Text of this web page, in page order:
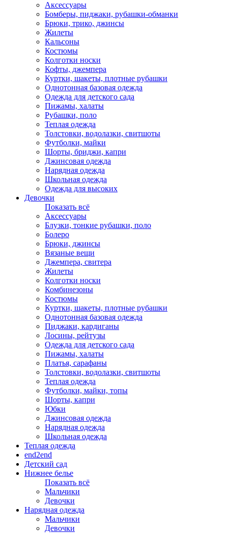
Аксессуары
Бомберы, пиджаки, рубашки-обманки
Брюки, трико, джинсы
Жилеты
Кальсоны
Костюмы
Колготки носки
Кофты, джемпера
Куртки, шакеты, плотные рубашки
Однотонная базовая одежда
Одежда для детского сада
Пижамы, халаты
Рубашки, поло
Теплая одежда
Толстовки, водолазки, свитшоты
Футболки, майки
Шорты, бриджи, капри
Джинсовая одежда
Нарядная одежда
Школьная одежда
Одежда для высоких
Девочки
Показать всё
Аксессуары
Блузки, тонкие рубашки, поло
Болеро
Брюки, джинсы
Вязаные вещи
Джемпера, свитера
Жилеты
Колготки носки
Комбинезоны
Костюмы
Куртки, шакеты, плотные рубашки
Однотонная базовая одежда
Пиджаки, кардиганы
Лосины, рейтузы
Одежда для детского сада
Пижамы, халаты
Платья, сарафаны
Толстовки, водолазки, свитшоты
Теплая одежда
Футболки, майки, топы
Шорты, капри
Юбки
Джинсовая одежда
Нарядная одежда
Школьная одежда
Теплая одежда
end2end
Детский сад
Нижнее белье
Показать всё
Мальчики
Девочки
Нарядная одежда
Мальчики
Девочки